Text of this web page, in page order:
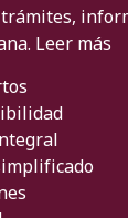
Leer más